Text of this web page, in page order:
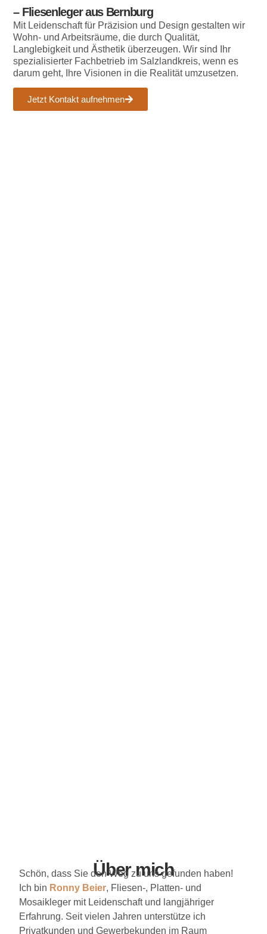
– Fliesenleger aus Bernburg
Mit Leidenschaft für Präzision und Design gestalten wir
Wohn- und Arbeitsräume, die durch Qualität,
Langlebigkeit und Ästhetik überzeugen. Wir sind Ihr
spezialisierter Fachbetrieb im Salzlandkreis, wenn es
darum geht, Ihre Visionen in die Realität umzusetzen.
Jetzt Kontakt aufnehmen
Über mich
Schön, dass Sie den Weg zu uns gefunden haben!
Ich bin Ronny Beier, Fliesen-, Platten- und
Mosaikleger mit Leidenschaft und langjähriger
Erfahrung. Seit vielen Jahren unterstütze ich
Privatkunden und Gewerbekunden im Raum